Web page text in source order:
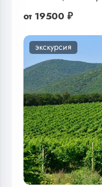
от 19500 ₽
экскурсия